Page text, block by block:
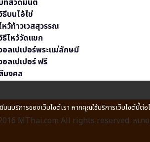
ทสวดมนต์
ธีบนไอ้ไข่
หว้ท้าวเวสสุวรรณ
ธีไหว้วัดแขก
อลเปเปอร์พระแม่ลักษมี
อลเปเปอร์ ฟรี
มงคล
MThai.com All rights reserved. หมาย
บริการของเว็บไซต์เรา หากคุณใช้บริการเว็บไซต์นี้ต่